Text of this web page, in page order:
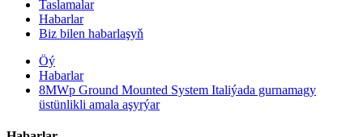
Taslamalar
Habarlar
Biz bilen habarlaşyň
Öý
Habarlar
8MWp Ground Mounted System Italiýada gurnamagy
üstünlikli amala aşyrýar